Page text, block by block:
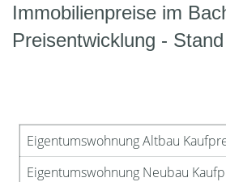
Immobilienpreise im
Preisentwicklung -
Eigentumswohnung Altbau
Eigentumswohnung Neubau